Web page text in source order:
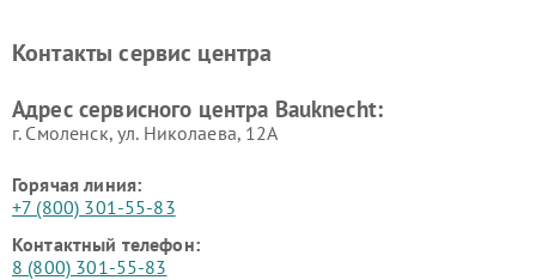
Контакты сервис центра
Адрес сервисного центра Bauknecht:
г. Смоленск, ул. Николаева, 12А
Горячая линия:
+7 (800) 301-55-83
Контактный телефон:
8 (800) 301-55-83